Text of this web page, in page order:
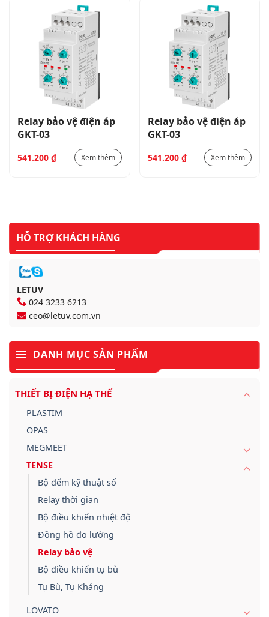
Relay bảo vệ điện áp
GKT-03
541.200 ₫ Xem thêm
Relay bảo vệ điện áp
GKT-03
541.200 ₫ Xem thêm
HỖ TRỢ KHÁCH HÀNG
LETUV
024 3233 6213
ceo@letuv.com.vn
DANH MỤC SẢN PHẨM
THIẾT BỊ ĐIỆN HẠ THẾ
PLASTIM
OPAS
MEGMEET
TENSE
Bộ đếm kỹ thuật số
Relay thời gian
Bộ điều khiển nhiệt độ
Đồng hồ đo lường
Relay bảo vệ
Bộ điều khiển tụ bù
Tụ Bù, Tụ Kháng
LOVATO